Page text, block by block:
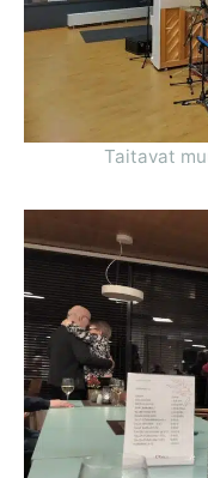
Taitavat